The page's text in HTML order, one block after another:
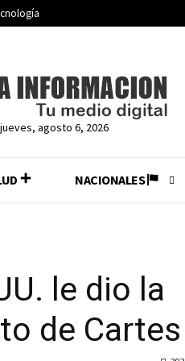
jueves, agosto 6, 2026
NACIONALES
le dio la
de Cartes